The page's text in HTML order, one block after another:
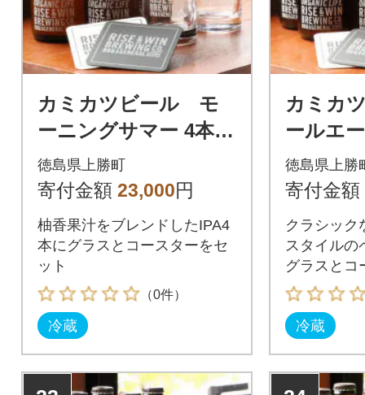
カミカツビール モ
ーニングサマー 4本と
グラスセット
徳島県上勝町
寄付金額 23,000円
柚香果汁をブレンドしたIPA4
本にグラスとコースターをセ
ット
（0件）
冷蔵
カミカ
ールエ
スセッ
徳島県上勝
寄付金額
クラシック
スタイルの
グラスとコ
冷蔵